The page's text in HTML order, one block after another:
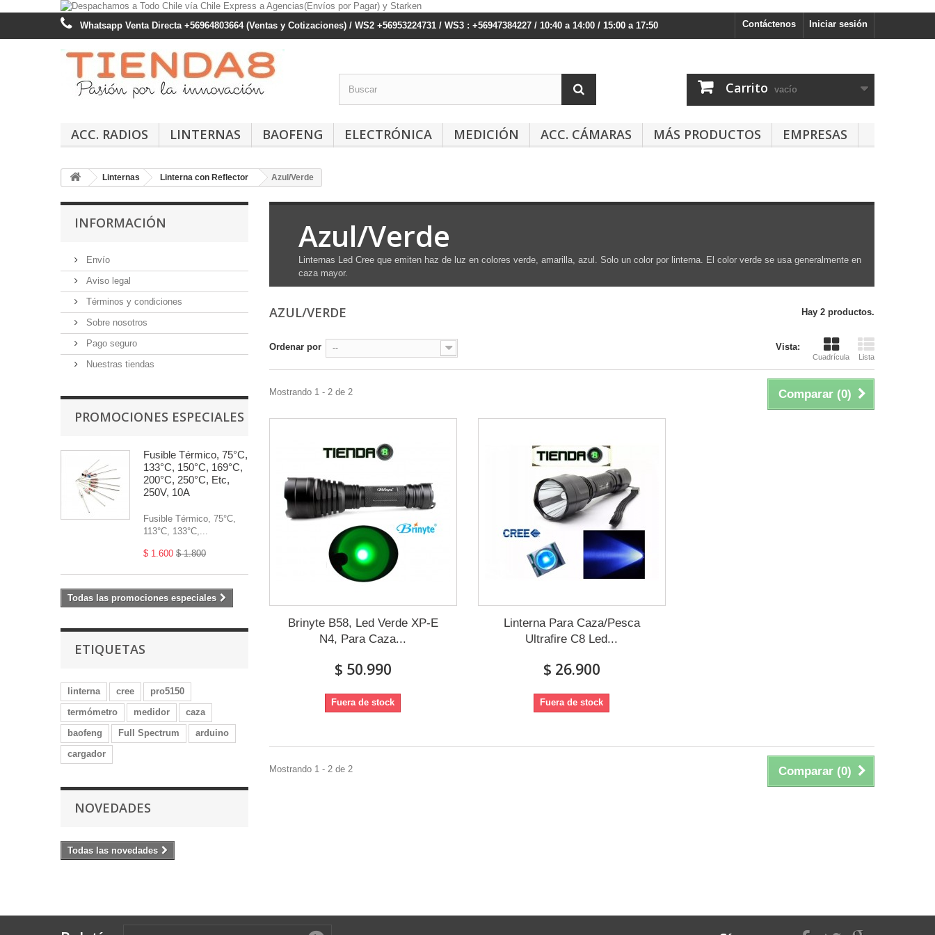
Iniciar sesión
Contáctenos
Whatsapp Venta Directa +56964803664 (Ventas y Cotizaciones) / WS2 +56953224731 / WS3 : +56947384227 / 10:40 a 14:00 / 15:00 a 17:50
Carrito vacío
ACC. RADIOS LINTERNAS BAOFENG ELECTRÓNICA MEDICIÓN ACC. CÁMARAS MÁS PRODUCTOS EMPRESAS
Linternas Linterna con Reflector Azul/Verde
INFORMACIÓN
Envío
Aviso legal
Términos y condiciones
Sobre nosotros
Pago seguro
Nuestras tiendas
PROMOCIONES ESPECIALES
Fusible Térmico, 75°C,
133°C, 150°C, 169°C,
200°C, 250°C, Etc,
250V, 10A
Fusible Térmico, 75°C,
113°C, 133°C,...
$ 1.600 $ 1.800
Todas las promociones especiales
ETIQUETAS
linterna cree
pro5150
termómetro
medidor
caza
baofeng
Full Spectrum
arduino
cargador
NOVEDADES
Todas las novedades
Azul/Verde
Linternas Led Cree que emiten haz de luz en colores verde, amarilla, azul. Solo un color por linterna. El color verde se usa generalmente en
caza mayor.
AZUL/VERDE Hay 2 productos.
Vista:
Cuadrícula Lista
Ordenar por --
Comparar (0)
Mostrando 1 - 2 de 2
Brinyte B58, Led Verde XP-E
N4, Para Caza...
$ 50.990
Fuera de stock
Linterna Para Caza/Pesca
Ultrafire C8 Led...
$ 26.900
Fuera de stock
Comparar (0)
Mostrando 1 - 2 de 2